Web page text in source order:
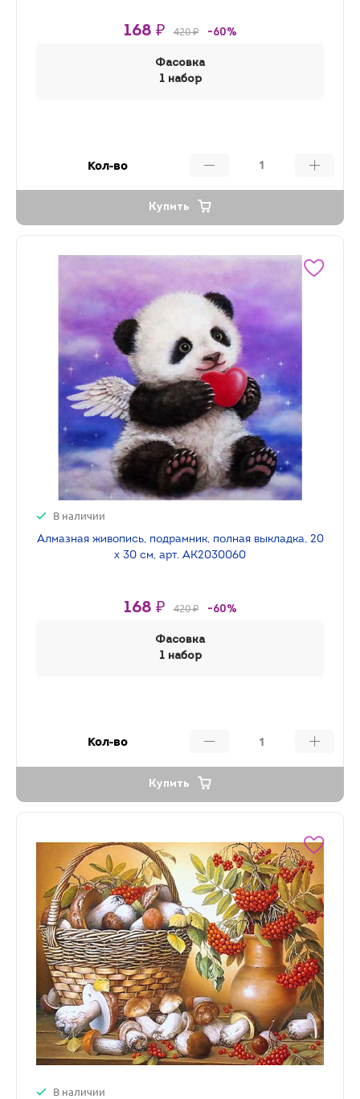
168 ₽ 420 ₽ -60%
Фасовка
1 набор
Кол-во
Купить
В наличии
Алмазная живопись, подрамник, полная выкладка, 20
х 30 см, арт. AK2030060
168 ₽ 420 ₽ -60%
Фасовка
1 набор
Кол-во
Купить
В наличии